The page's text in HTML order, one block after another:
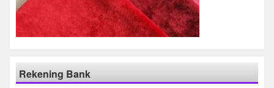
Rekening Bank